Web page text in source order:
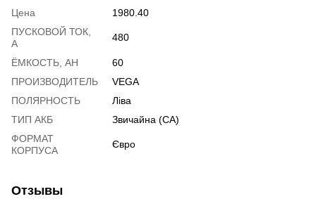
Цена
1980.40
ПУСКОВОЙ ТОК,
А
480
ЁМКОСТЬ, АH
60
ПРОИЗВОДИТЕЛЬ
VEGA
ПОЛЯРНОСТЬ
Ліва
ТИП АКБ
Звичайна (CA)
ФОРМАТ
КОРПУСА
Євро
Отзывы